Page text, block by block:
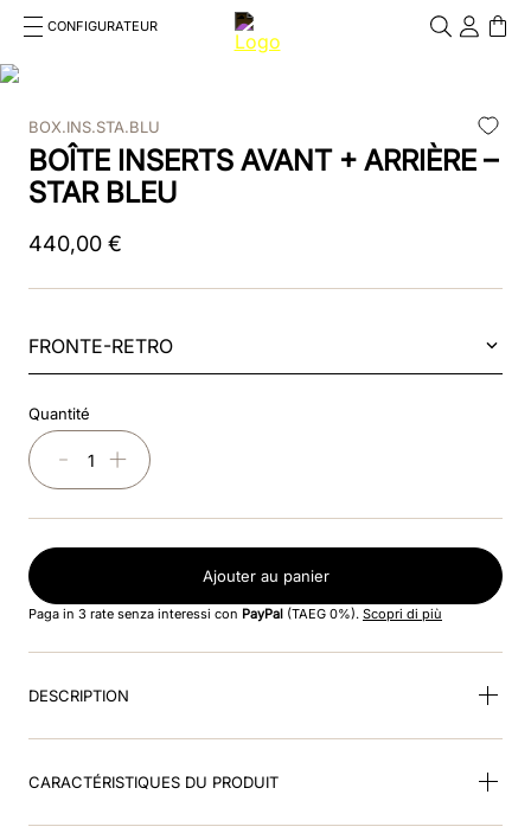
CONFIGURATEUR
Cosa stai cercando?
RECHERCHES FRÉQUENTES
1.bombe
2 .casque
3.casque visiere polo
4.chromo
6. smart polish
7.insert
8.smart nova riding helmet
BOX.INS.STA.BLU
BOÎTE INSERTS AVANT + ARRIÈRE –
STAR BLEU
440,00 €
FRONTE-RETRO
Quantité
＋
－
Ajouter au panier
Paga in 3 rate senza interessi con PayPal (TAEG 0%). Scopri di più
DESCRIPTION
CARACTÉRISTIQUES DU PRODUIT